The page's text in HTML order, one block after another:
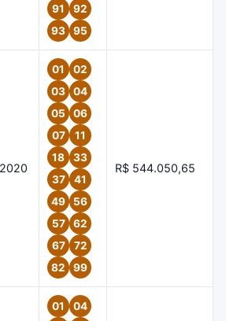
91
92
93
95
01
02
03
04
05
06
07
11
18
33
37
41
49
56
57
62
67
72
82
99
R$ 544.050,65
01
04